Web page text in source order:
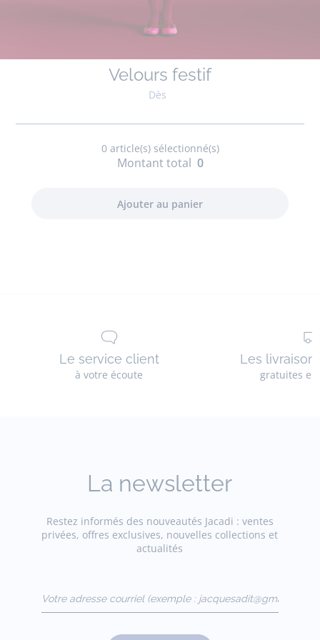
Velours festif
Dès
0article(s) sélectionné(s)
Montant total 0
Le service client
à votre écoute
Les
gratuites
La newsletter
Restez informés des nouveautés Jacadi : ventes
privées, offres exclusives, nouvelles collections et
actualités
(exemple :
jacquesadit@gmail.com)